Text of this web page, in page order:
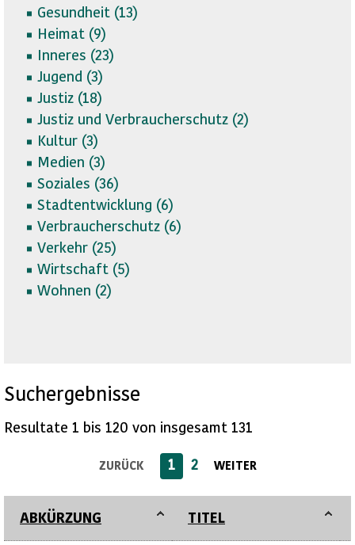
Gesundheit (13)
Heimat (9)
Inneres (23)
Jugend (3)
Justiz (18)
Justiz und Verbraucherschutz (2)
Kultur (3)
Medien (3)
Soziales (36)
Stadtentwicklung (6)
Verbraucherschutz (6)
Verkehr (25)
Wirtschaft (5)
Wohnen (2)
Suchergebnisse
Resultate 1 bis 120 von insgesamt 131
ZURÜCK 1 2 WEITER
ABKÜRZUNG TITEL